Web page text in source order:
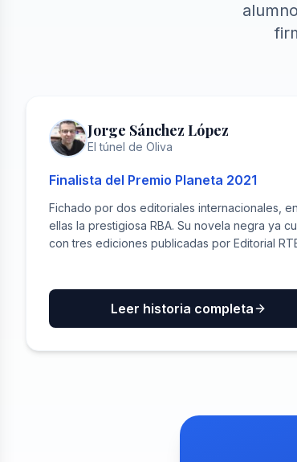
PREMIO PLANETA
Jorge Sánchez López
El túnel de Oliva
Finalista del Premio Planeta 2021
Fichado por dos editoriales internacionales,
ellas la prestigiosa RBA. Su novela negra ya
con tres ediciones publicadas por Editorial
Leer historia completa